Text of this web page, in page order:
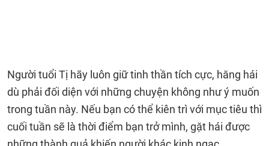
Người tuổi Tị hãy luôn giữ tinh thần tích cực, hăng hái
dù phải đối diện với những chuyện không như ý muốn
trong tuần này. Nếu bạn có thể kiên trì với mục tiêu thì
cuối tuần sẽ là thời điểm bạn trở mình, gặt hái được